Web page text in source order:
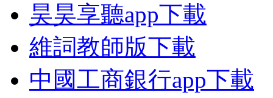
昊昊享聽app下載
維詞教師版下載
中國工商銀行app下載